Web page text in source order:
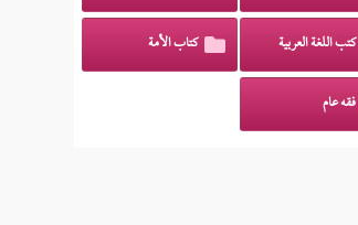
كتب اللغة العربية كتاب الأمة
فقه عام